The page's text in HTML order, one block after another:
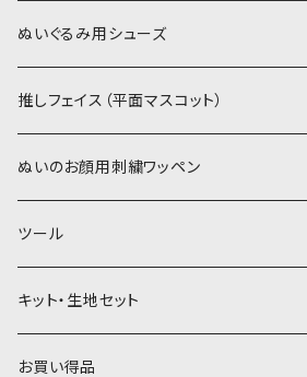
カーリーベルボア
パウダーボア（4mm）
ウィッグボア（8cm）
黄色・クリーム系
ベージュ・ブラウン系
白系
黄色・クリーム系
ミニワッペン
リボン
ぬいぐるみ用シューズ
推しフェイス（平面マスコット）
ぬいのお顔用刺繍ワッペン
ツール
キット・生地セット
お買い得品